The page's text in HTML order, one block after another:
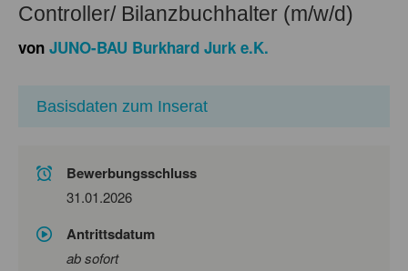
Controller/ Bilanzbuchhalter (m/w/d)
von JUNO-BAU Burkhard Jurk e.K.
Basisdaten zum Inserat
Bewerbungsschluss
31.01.2026
Antrittsdatum
ab sofort